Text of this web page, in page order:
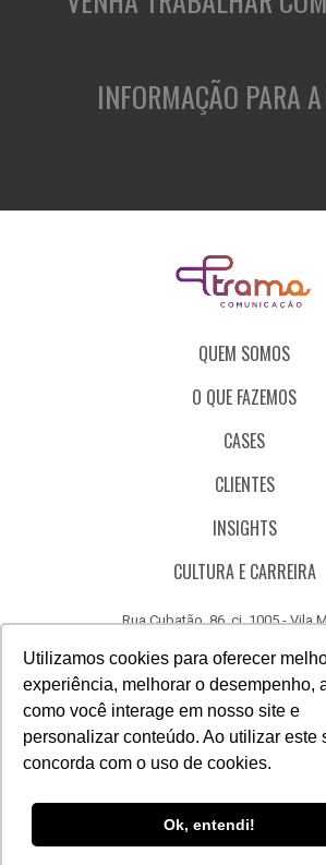
Utilizamos cookies para oferecer
experiência, melhorar o desempenho,
como você interage em nosso site e
personalizar conteúdo. Ao utilizar este
concorda com o uso de cookies.
Ok, entendi!
INFORMAÇÃO PARA
QUEM SOMOS
O QUE FAZEMOS
CASES
CLIENTES
INSIGHTS
CULTURA E CARREIRA
Rua Cubatão, 86, cj. 1005 - Vila
CÓDIGO DE ÉTICA
CANAL DE DENÚNCIAS
Acesse
nosso
Acesse
nosso
Acesse
nosso nosso